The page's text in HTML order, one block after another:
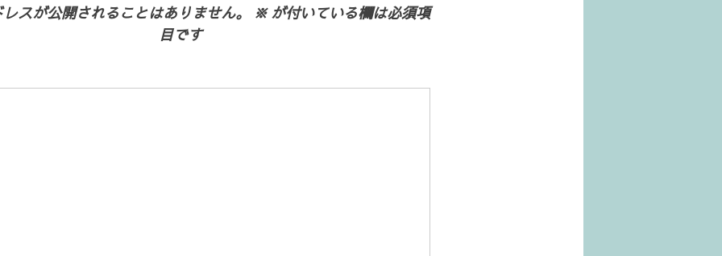
スが公開されることはありません。 ※が付いている欄は必須項
目です